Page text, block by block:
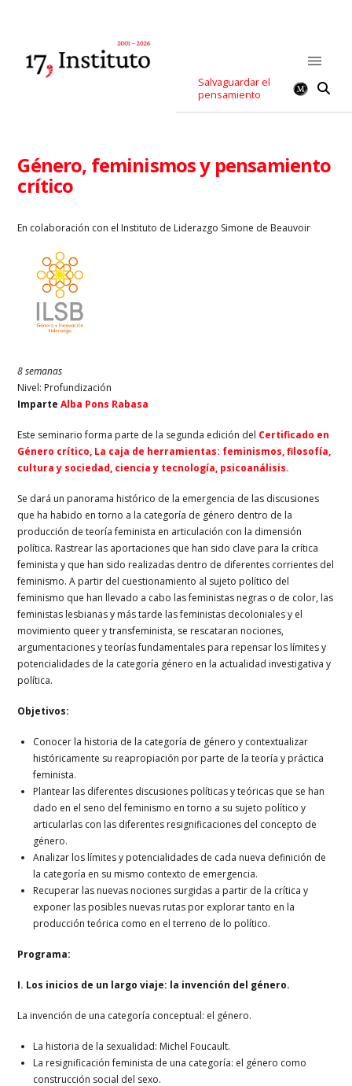
Salvaguardar el
pensamiento
Género, feminismos y pensamiento
crítico
En colaboración con el Instituto de Liderazgo Simone de Beauvoir
8 semanas
Nivel: Profundización
ImparteAlba Pons Rabasa
Este seminario forma parte de la segunda edición del Certificado en
Género crítico, La caja de herramientas: feminismos, filosofía,
cultura y sociedad, ciencia y tecnología, psicoanálisis.
Se dará un panorama histórico de la emergencia de las discusiones
que ha habido en torno a la categoría de género dentro de la
producción de teoría feminista en articulación con la dimensión
política. Rastrear las aportaciones que han sido clave para la crítica
feminista y que han sido realizadas dentro de diferentes corrientes del
feminismo. A partir del cuestionamiento al sujeto político del
feminismo que han llevado a cabo las feministas negras o de color, las
feministas lesbianas y más tarde las feministas decoloniales y el
movimiento queer y transfeminista, se rescataran nociones,
argumentaciones y teorías fundamentales para repensar los límites y
potencialidades de la categoría género en la actualidad investigativa y
política.
Objetivos:
Conocer la historia de la categoría de género y contextualizar
históricamente su reapropiación por parte de la teoría y práctica
feminista.
Plantear las diferentes discusiones políticas y teóricas que se han
dado en el seno del feminismo en torno a su sujeto político y
articularlas con las diferentes resignificaciones del concepto de
género.
Analizar los límites y potencialidades de cada nueva definición de
la categoría en su mismo contexto de emergencia.
Recuperar las nuevas nociones surgidas a partir de la crítica y
exponer las posibles nuevas rutas por explorar tanto en la
producción teórica como en el terreno de lo político.
Programa:
I. Los inicios de un largo viaje: la invención del género.
La invención de una categoría conceptual: el género.
La historia de la sexualidad: Michel Foucault.
La resignificación feminista de una categoría: el género como
construcción social del sexo.